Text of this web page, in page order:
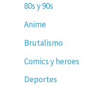
80s y 90s
Anime
Brutalismo
Comics y heroes
Deportes